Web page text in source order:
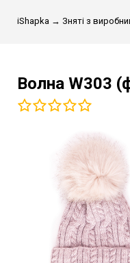
iShapka → Зняті з
Волна W303